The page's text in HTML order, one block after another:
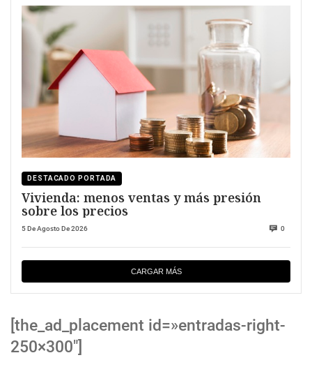
DESTACADO PORTADA
Vivienda: menos ventas y más presión
sobre los precios
5 De Agosto De 2026 0
CARGAR MÁS
[the_ad_placement id=»entradas-right-
250×300″]